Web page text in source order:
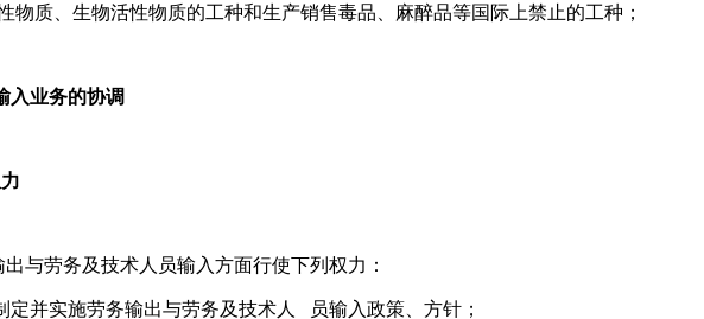
物质、生物活性物质的工种和生产销售毒品、麻醉品等国际上禁止的工种；
入业务的协调
与劳务及技术人员输入方面行使下列权力：
定并实施劳务输出与劳务及技术人 员输入政策、方针；